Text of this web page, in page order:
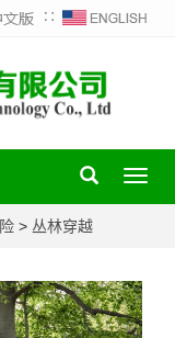
∷
> 丛林穿越